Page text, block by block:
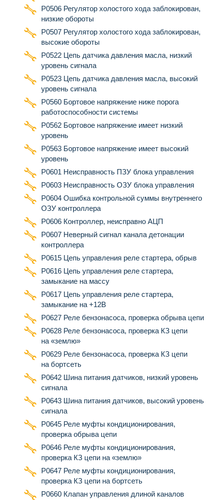
Р0506 Регулятор холостого хода заблокирован,
низкие обороты
Р0507 Регулятор холостого хода заблокирован,
высокие обороты
P0522 Цепь датчика давления масла, низкий
уровень сигнала
P0523 Цепь датчика давления масла, высокий
уровень сигнала
Р0560 Бортовое напряжение ниже порога
работоспособности системы
Р0562 Бортовое напряжение имеет низкий
уровень
Р0563 Бортовое напряжение имеет высокий
уровень
Р0601 Неисправность ПЗУ блока управления
Р0603 Неисправность ОЗУ блока управления
Р0604 Ошибка контрольной суммы внутреннего
ОЗУ контроллера
Р0606 Контроллер, неисправно АЦП
Р0607 Неверный сигнал канала детонации
контроллера
Р0615 Цепь управления реле стартера, обрыв
Р0616 Цепь управления реле стартера,
замыкание на массу
Р0617 Цепь управления реле стартера,
замыкание на +12В
Р0627 Реле бензонасоса, проверка обрыва цепи
Р0628 Реле бензонасоса, проверка КЗ цепи
на «землю»
Р0629 Реле бензонасоса, проверка КЗ цепи
на бортсеть
Р0642 Шина питания датчиков, низкий уровень
сигнала
Р0643 Шина питания датчиков, высокий уровень
сигнала
Р0645 Реле муфты кондиционирования,
проверка обрыва цепи
Р0646 Реле муфты кондиционирования,
проверка КЗ цепи на «землю»
Р0647 Реле муфты кондиционирования,
проверка КЗ цепи на бортсеть
P0660 Клапан управления длиной каналов